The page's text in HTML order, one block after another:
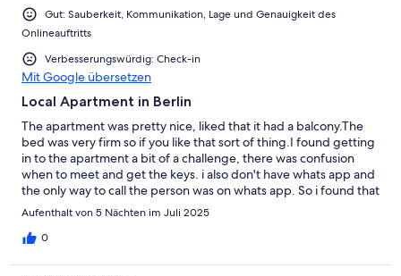
Gut: Sauberkeit, Kommunikation, Lage und Genauigkeit des
Onlineauftritts
Verbesserungswürdig: Check-in
Mit Google übersetzen
Local Apartment in Berlin
The apartment was pretty nice, liked that it had a balcony.The
bed was very firm so if you like that sort of thing.I found getting
in to the apartment a bit of a challenge, there was confusion
when to meet and get the keys. i also don't have whats app and
the only way to call the person was on whats app. So i found that
wasn't very helpful.The location was great, a 5-10 min walk
restaurants and shops.There was a grocery store 5 mins away
here again if we were in Berlin
Aufenthalt von 5 Nächten im Juli 2025
0